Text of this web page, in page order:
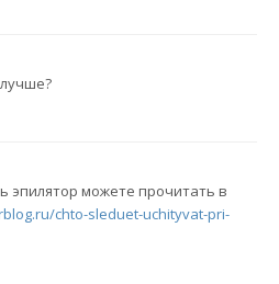
эпилятор можете прочитать в
chto-sleduet-uchityvat-pri-